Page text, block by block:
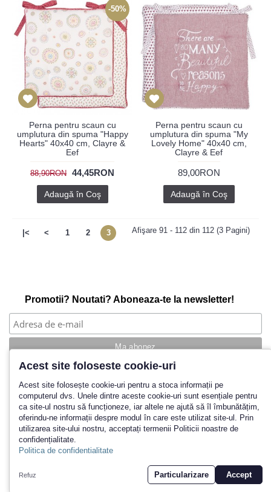
-50%
Perna pentru scaun cu
umplutura din spuma "Happy
Hearts" 40x40 cm, Clayre &
Eef
88,90RON 44,45RON
Adaugă în Coş
Perna pentru scaun cu
umplutura din spuma "My
Lovely Home" 40x40 cm,
Clayre & Eef
89,00RON
Adaugă în Coş
|< < 1 2 3 Afişare 91 - 112 din 112 (3 Pagini)
Promotii? Noutati? Aboneaza-te la newsletter!
Povestea noastra
Cum cumpar?
Termeni si conditii
Politica de retur
Contact
Inregistrare
© 2026 Yankeeland SRL
Acest site foloseste cookie-uri
Acest site folosește cookie-uri pentru a stoca informații pe
computerul dvs. Unele dintre aceste cookie-uri sunt esențiale pentru
ca site-ul nostru să funcționeze, iar altele ne ajută să îl îmbunătățim,
oferindu-ne informații despre modul în care este utilizat site-ul. Prin
utilizarea site-ului nostru, acceptați termenii Politicii noastre de
confidențialitate.
Politica de confidentialitate
Refuz Particularizare Accept